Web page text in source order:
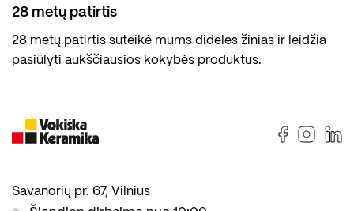
28 metų patirtis
28 metų patirtis suteikė mums dideles žinias ir leidžia
pasiūlyti aukščiausios kokybės produktus.
Savanorių pr. 67, Vilnius